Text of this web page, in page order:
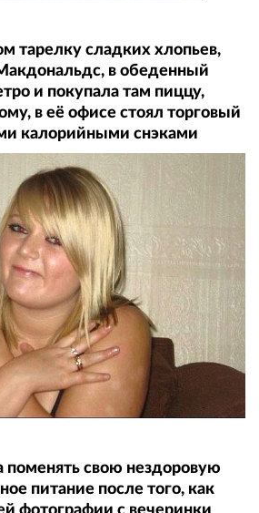
тарелку сладких хлопьев,
в обеденный
и покупала там пиццу,
в её офисе стоял торговый
калорийными снэками
свою нездоровую
питание после того, как